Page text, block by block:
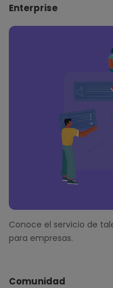
Enterprise
Conoce el servicio de
para empresas.
Comunidad